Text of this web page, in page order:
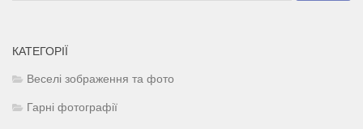
КАТЕГОРІЇ
Веселі зображення та фото
Гарні фотографії